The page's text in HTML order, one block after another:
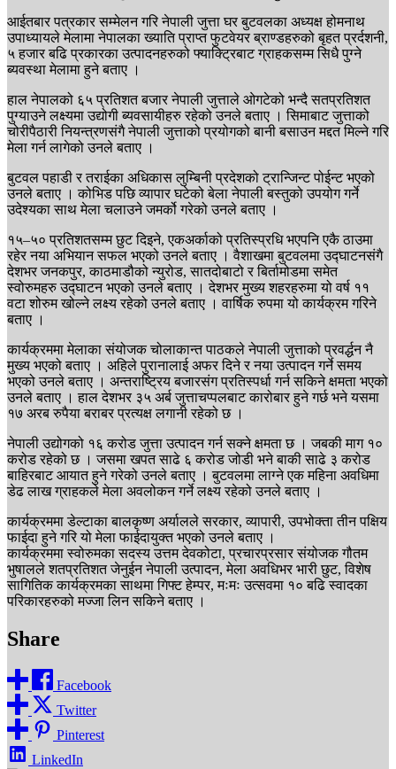
आईतबार पत्रकार सम्मेलन गरि नेपाली जुत्ता घर बुटवलका अध्यक्ष होमनाथ
उपाध्यायले मेलामा नेपालका ख्याति प्राप्त फुटवेयर ब्राण्डहरुको बृहत प्रर्दशनी,
५ हजार बढि प्रकारका उत्पादनहरुको फ्याक्ट्रिबाट ग्राहकसम्म सिधै पुग्ने
ब्यवस्था मेलामा हुने बताए ।
हाल नेपालको ६५ प्रतिशत बजार नेपाली जुत्ताले ओगटेको भन्दै सतप्रतिशत
पुग्याउने लक्ष्यमा उद्योगी ब्यवसायीहरु रहेको उनले बताए । सिमाबाट जुत्ताको
चोरीपैठारी नियन्त्रणसंगै नेपाली जुत्ताको प्रयोगको बानी बसाउन मद्दत मिल्ने गरि
मेला गर्न लागेको उनले बताए ।
बुटवल पहाडी र तराईका अधिकास लुम्बिनी प्रदेशको ट्रान्जिन्ट पोईन्ट भएको
उनले बताए । कोभिड पछि व्यापार घटेको बेला नेपाली बस्तुको उपयोग गर्ने
उदेश्यका साथ मेला चलाउने जमर्को गरेको उनले बताए ।
१५–५० प्रतिशतसम्म छुट दिइने, एकअर्काको प्रतिस्प्रधि भएपनि एकै ठाउमा
रहेर नया अभियान सफल भएको उनले बताए । वैशाखमा बुटवलमा उद्घाटनसंगै
देशभर जनकपुर, काठमाडौको न्युरोड, सातदोबाटो र बिर्तामोडमा समेत
स्वोरुमहरु उद्घाटन भएको उनले बताए । देशभर मुख्य शहरहरुमा यो वर्ष ११
वटा शोरुम खोल्ने लक्ष्य रहेको उनले बताए । वार्षिक रुपमा यो कार्यक्रम गरिने
बताए ।
कार्यक्रममा मेलाका संयोजक चोलाकान्त पाठकले नेपाली जुत्ताको प्रवर्द्धन नै
मुख्य भएको बताए । अहिले पुरानालाई अफर दिने र नया उत्पादन गर्ने समय
भएको उनले बताए । अन्तराष्ट्रिय बजारसंग प्रतिस्पर्धा गर्न सकिने क्षमता भएको
उनले बताए । हाल देशभर ३५ अर्ब जुत्ताचप्पलबाट कारोबार हुने गर्छ भने यसमा
१७ अरब रुपैया बराबर प्रत्यक्ष लगानी रहेको छ ।
नेपाली उद्योगको १६ करोड जुत्ता उत्पादन गर्न सक्ने क्षमता छ । जबकी माग १०
करोड रहेको छ । जसमा खपत साढे ६ करोड जोडी भने बाकी साढे ३ करोड
बाहिरबाट आयात हुने गरेको उनले बताए । बुटवलमा लाग्ने एक महिना अवधिमा
डेढ लाख ग्राहकले मेला अवलोकन गर्ने लक्ष्य रहेको उनले बताए ।
कार्यक्रममा डेल्टाका बालकृष्ण अर्यालले सरकार, व्यापारी, उपभोक्ता तीन पक्षिय
फाईदा हुने गरि यो मेला फाईदायुक्त भएको उनले बताए ।
कार्यक्रममा स्वोरुमका सदस्य उत्तम देवकोटा, प्रचारप्रसार संयोजक गौतम
भुषालले शतप्रतिशत जेनुईन नेपाली उत्पादन, मेला अवधिभर भारी छुट, विशेष
सागितिक कार्यक्रमका साथमा गिफ्ट हेम्पर, मःमः उत्सवमा १० बढि स्वादका
परिकारहरुको मज्जा लिन सकिने बताए ।
Share
Facebook
Twitter
Pinterest
LinkedIn